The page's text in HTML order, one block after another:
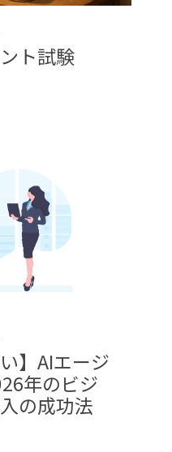
ト試験
】AIエージ
年のビジ
の成功法